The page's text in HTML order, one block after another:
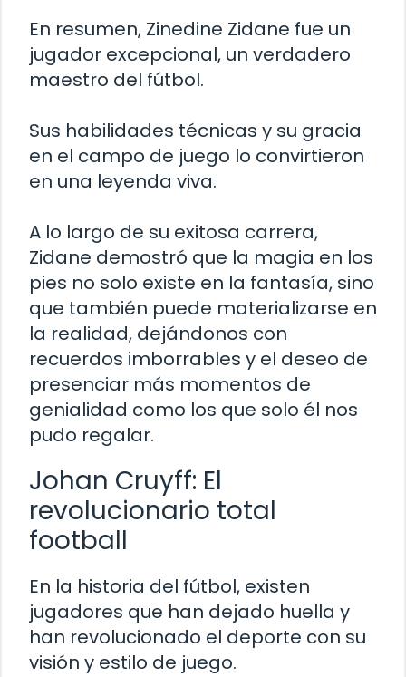
En resumen, Zinedine Zidane fue un
jugador excepcional, un verdadero
maestro del fútbol.
Sus habilidades técnicas y su gracia
en el campo de juego lo convirtieron
en una leyenda viva.
A lo largo de su exitosa carrera,
Zidane demostró que la magia en los
pies no solo existe en la fantasía, sino
que también puede materializarse en
la realidad, dejándonos con
recuerdos imborrables y el deseo de
presenciar más momentos de
genialidad como los que solo él nos
pudo regalar.
Johan Cruyff: El
revolucionario total
football
En la historia del fútbol, existen
jugadores que han dejado huella y
han revolucionado el deporte con su
visión y estilo de juego.